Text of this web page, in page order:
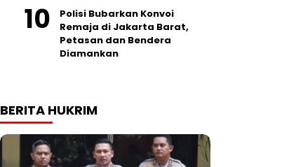
Polisi Bubarkan Konvoi
Remaja di Jakarta Barat,
Petasan dan Bendera
Diamankan
BERITA HUKRIM